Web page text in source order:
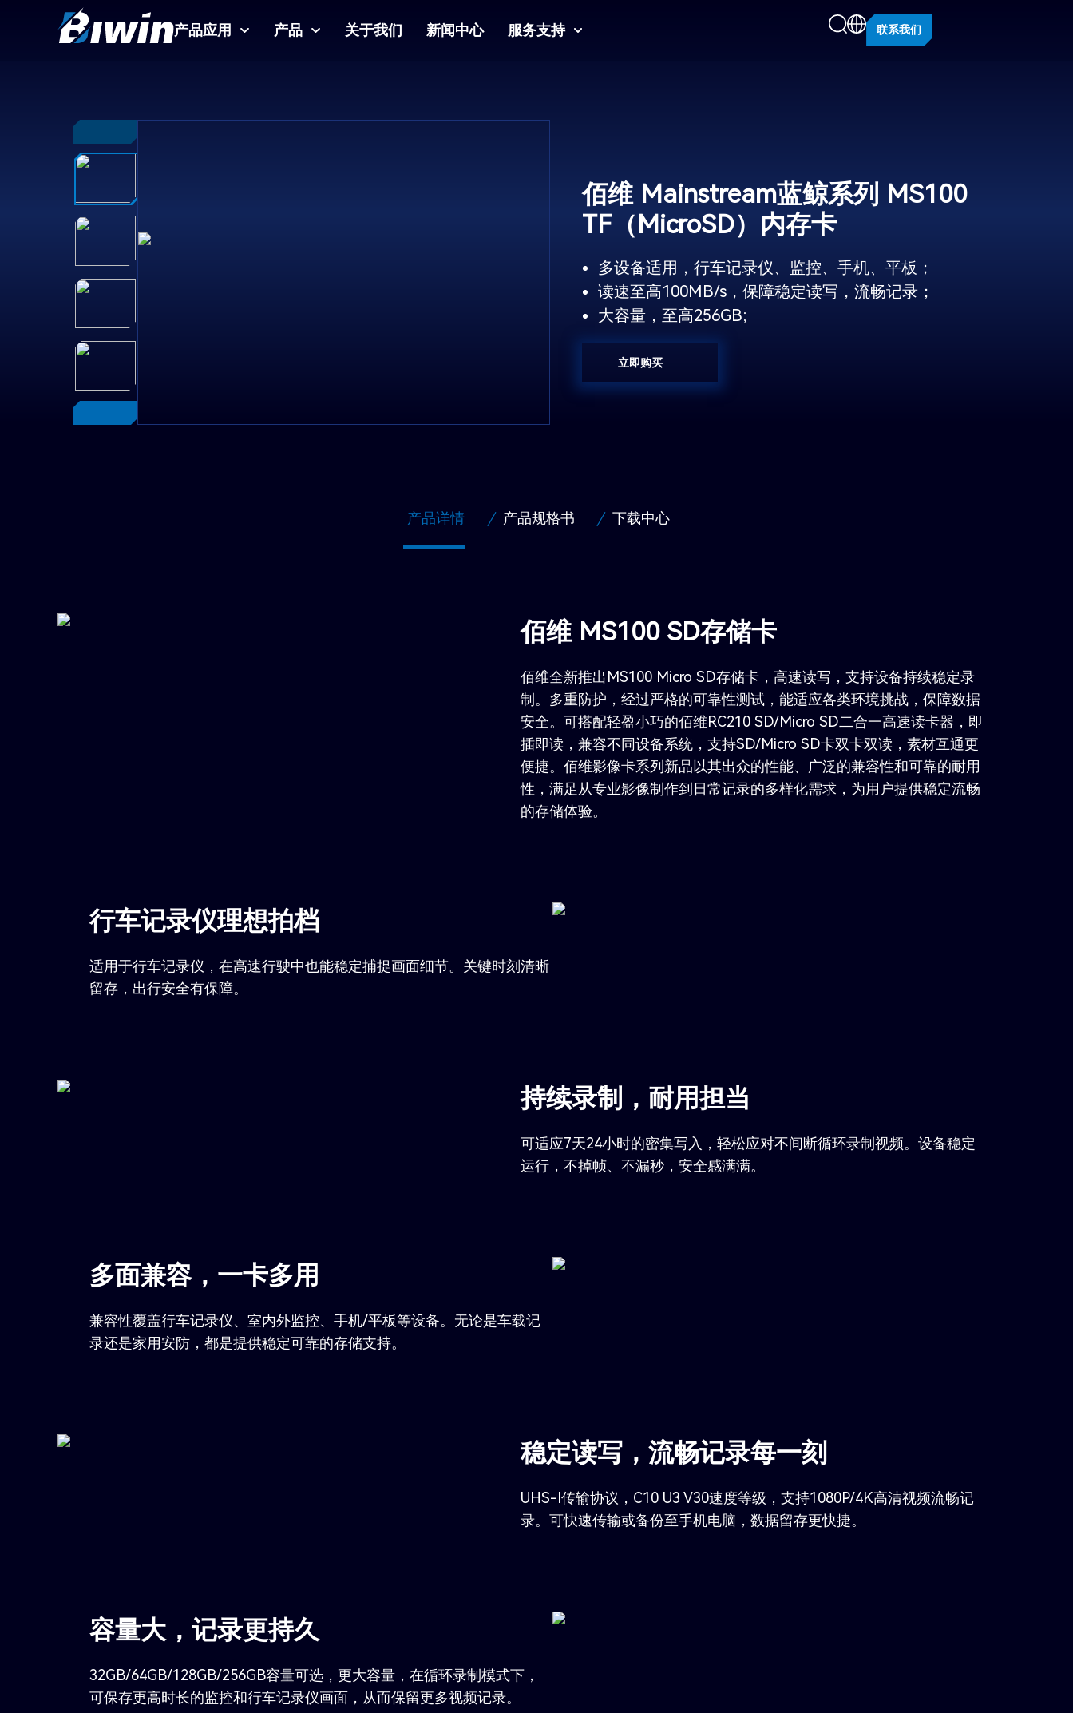
产品应用 产品 关于我们 新闻中心 服务支持 联系我们
佰维 Mainstream蓝鲸系列 MS100
TF（MicroSD）内存卡
多设备适用，行车记录仪、监控、手机、平板；
读速至高100MB/s，保障稳定读写，流畅记录；
大容量，至高256GB;
立即购买
产品详情 产品规格书 下载中心
佰维 MS100 SD存储卡
佰维全新推出MS100 Micro SD存储卡，高速读写，支持设备持续稳定录
制。多重防护，经过严格的可靠性测试，能适应各类环境挑战，保障数据
安全。可搭配轻盈小巧的佰维RC210 SD/Micro SD二合一高速读卡器，即
插即读，兼容不同设备系统，支持SD/Micro SD卡双卡双读，素材互通更
便捷。佰维影像卡系列新品以其出众的性能、广泛的兼容性和可靠的耐用
性，满足从专业影像制作到日常记录的多样化需求，为用户提供稳定流畅
的存储体验。
行车记录仪理想拍档
适用于行车记录仪，在高速行驶中也能稳定捕捉画面细节。关键时刻清晰
留存，出行安全有保障。
持续录制，耐用担当
可适应7天24小时的密集写入，轻松应对不间断循环录制视频。设备稳定
运行，不掉帧、不漏秒，安全感满满。
多面兼容，一卡多用
兼容性覆盖行车记录仪、室内外监控、手机/平板等设备。无论是车载记
录还是家用安防，都是提供稳定可靠的存储支持。
稳定读写，流畅记录每一刻
UHS-I传输协议，C10 U3 V30速度等级，支持1080P/4K高清视频流畅记
录。可快速传输或备份至手机电脑，数据留存更快捷。
容量大，记录更持久
32GB/64GB/128GB/256GB容量可选，更大容量，在循环录制模式下，
可保存更高时长的监控和行车记录仪画面，从而保留更多视频记录。